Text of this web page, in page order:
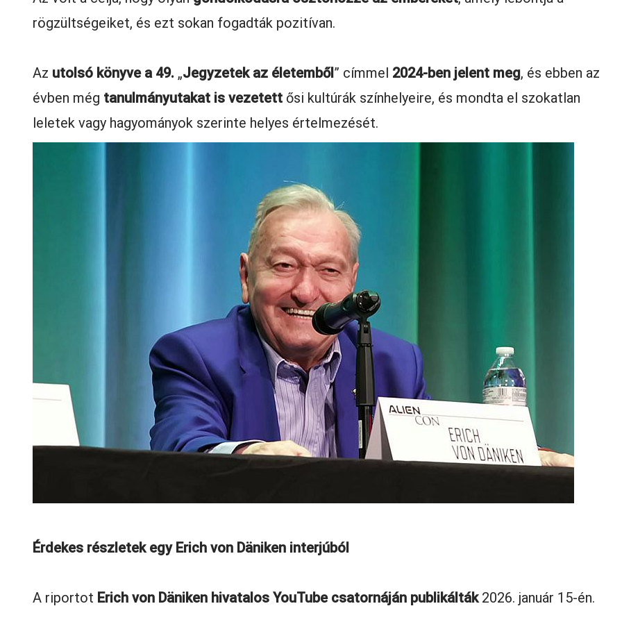
rögzültségeiket, és ezt sokan fogadták pozitívan.
Az utolsó könyve a 49. „Jegyzetek az életemből” címmel 2024-ben jelent meg, és ebben az
évben még tanulmányutakat is vezetett ősi kultúrák színhelyeire, és mondta el szokatlan
leletek vagy hagyományok szerinte helyes értelmezését.
Érdekes részletek egy Erich von Däniken interjúból
A riportot Erich von Däniken hivatalos YouTube csatornáján publikálták2026. január 15-én.